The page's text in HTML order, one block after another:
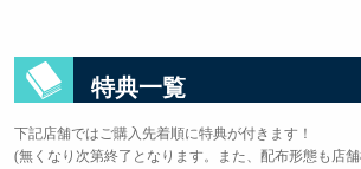
特典一覧
下記店舗ではご購入先着順に特典が付きます！
(無くなり次第終了となります。また、配布形態も店